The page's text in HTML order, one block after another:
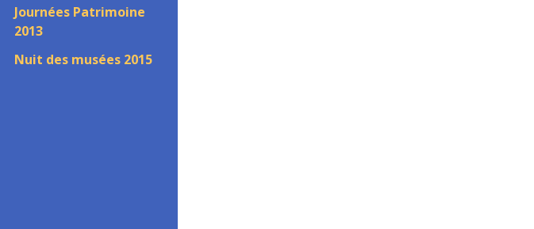
Journées Patrimoine
2013
Nuit des musées 2015